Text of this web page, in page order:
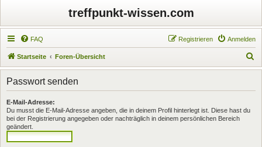
treffpunkt-wissen.com
FAQ Anmelden
Registrieren
Startseite Foren-Übersicht
u
Passwort senden
E-Mail-Adresse:
Du musst die E-Mail-Adresse angeben, die in deinem Profil hinterlegt ist. Diese hast du
bei der Registrierung angegeben oder nachträglich in deinem persönlichen Bereich
geändert.